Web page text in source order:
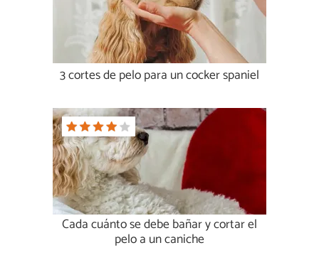
3 cortes de pelo para un cocker spaniel
Cada cuánto se debe bañar y cortar el
pelo a un caniche